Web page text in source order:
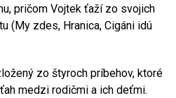
pričom Vojtek ťaží zo svojich
(My zdes, Hranica, Cigáni idú
zo štyroch príbehov, ktoré
medzi rodičmi a ich deťmi.